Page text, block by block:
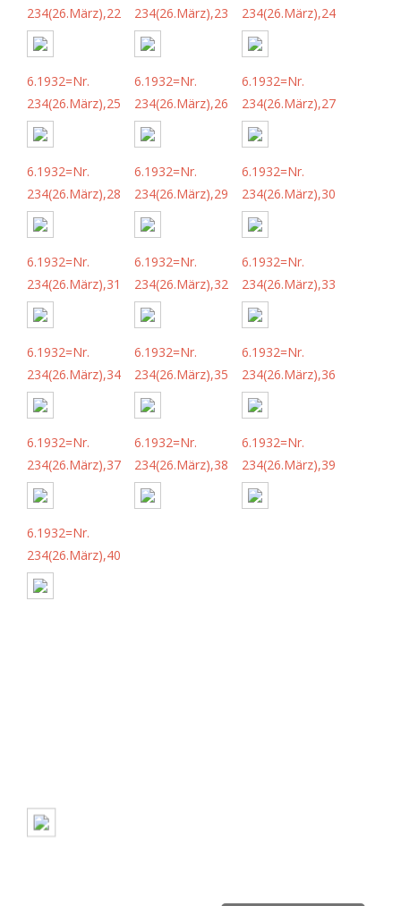
234(26.März),22
234(26.März),23
234(26.März),24
6.1932=Nr.
234(26.März),25
6.1932=Nr.
234(26.März),26
6.1932=Nr.
234(26.März),27
6.1932=Nr.
234(26.März),28
6.1932=Nr.
234(26.März),29
6.1932=Nr.
234(26.März),30
6.1932=Nr.
234(26.März),31
6.1932=Nr.
234(26.März),32
6.1932=Nr.
234(26.März),33
6.1932=Nr.
234(26.März),34
6.1932=Nr.
234(26.März),35
6.1932=Nr.
234(26.März),36
6.1932=Nr.
234(26.März),37
6.1932=Nr.
234(26.März),38
6.1932=Nr.
234(26.März),39
6.1932=Nr.
234(26.März),40